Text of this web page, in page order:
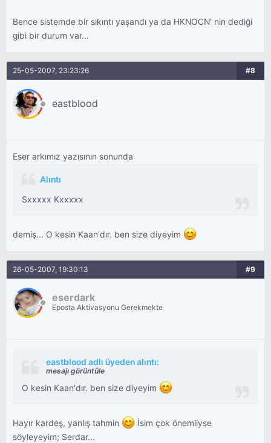
Bence sistemde bir sıkıntı yaşandı ya da HKNOCN' nin dediği
gibi bir durum var...
25-05-2007, 23:23:26 #8
eastblood
Eser arkımız yazısının sonunda
Alıntı
Sxxxxx Kxxxxx
demiş... O kesin Kaan'dır. ben size diyeyim
26-05-2007, 19:30:13 #9
eserdark
Eposta Aktivasyonu Gerekmekte
eastblood adlı üyeden alıntı:
mesajı görüntüle
O kesin Kaan'dır. ben size diyeyim
Hayır kardeş, yanlış tahmin
İsim çok önemliyse
söyleyeyim; Serdar...